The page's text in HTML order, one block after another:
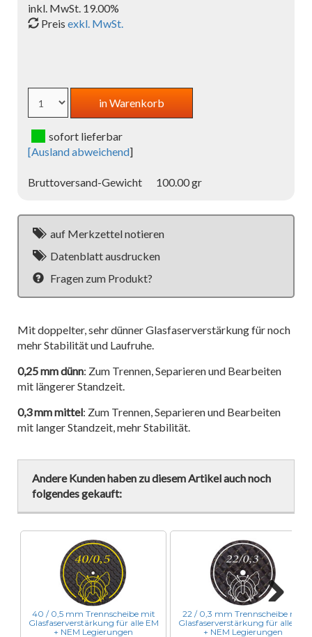
inkl. MwSt. 19.00%
Preis exkl. MwSt.
sofort lieferbar
[Ausland abweichend]
Bruttoversand-Gewicht 100.00 gr
auf Merkzettel notieren
Datenblatt ausdrucken
Fragen zum Produkt?
Mit doppelter, sehr dünner Glasfaserverstärkung für noch
mehr Stabilität und Laufruhe.
0,25 mm dünn: Zum Trennen, Separieren und Bearbeiten
mit längerer Standzeit.
0,3 mm mittel: Zum Trennen, Separieren und Bearbeiten
mit langer Standzeit, mehr Stabilität.
Andere Kunden haben zu diesem Artikel auch noch
folgendes gekauft:
40 / 0,5 mm Trennscheibe mit
Glasfaserverstärkung für alle EM
+ NEM Legierungen
22 / 0,3 mm Trennscheibe mit
Glasfaserverstärkung für alle EM
+ NEM Legierungen
Next